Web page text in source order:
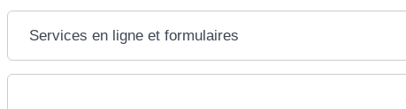
Services en ligne et formulaires